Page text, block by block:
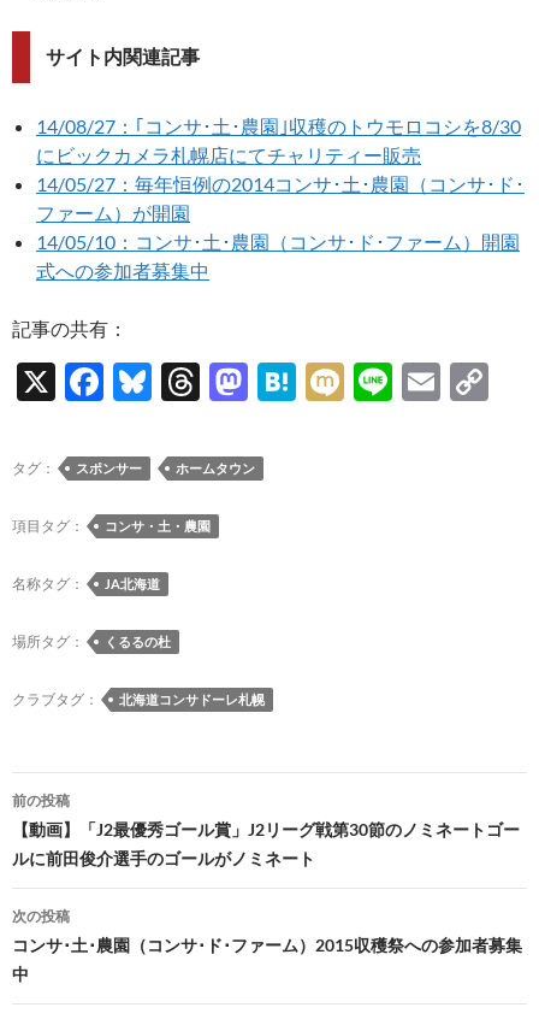
サイト内関連記事
14/08/27：｢コンサ･土･農園｣収穫のトウモロコシを8/30
にビックカメラ札幌店にてチャリティー販売
14/05/27：毎年恒例の2014コンサ･土･農園（コンサ･ド･
ファーム）が開園
14/05/10：コンサ･土･農園（コンサ･ド･ファーム）開園
式への参加者募集中
記事の共有：
X
F
e
b
o
o
k
Bl
es
k
y
T
e
a
ds
M
to
d
H
M Li
E
タグ： スポンサー ホームタウン
項目タグ： コンサ・土・農園
名称タグ： JA北海道
場所タグ： くるるの杜
クラブタグ： 北海道コンサドーレ札幌
投
稿
ナ
ビ
ゲ
ー
前の投稿
【動画】「J2最優秀ゴール賞」J2リーグ戦第30節のノミネートゴー
ルに前田俊介選手のゴールがノミネート
次の投稿
コンサ･土･農園（コンサ･ド･ファーム）2015収穫祭への参加者募集
中